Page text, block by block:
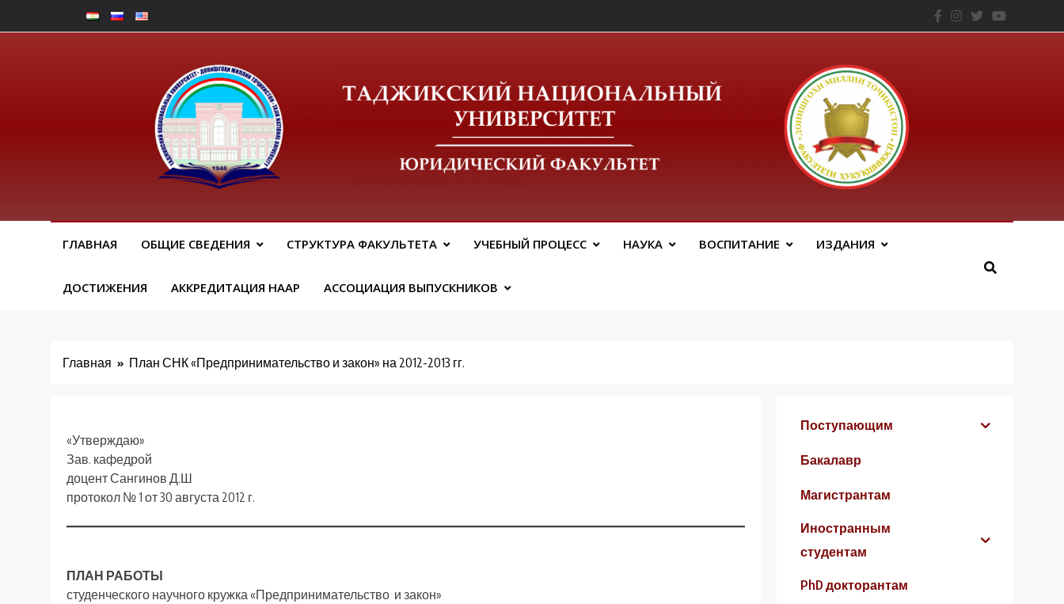
к
Юридический Факальтет – ТНУ
ГЛАВНАЯ ОБЩИЕ СВЕДЕНИЯ СТРУКТУРА ФАКУЛЬТЕТА УЧЕБНЫЙ ПРОЦЕСС НАУКА ВОСПИТАНИЕ ИЗДАНИЯ
ДОСТИЖЕНИЯ АККРЕДИТАЦИЯ НААР АССОЦИАЦИЯ ВЫПУСКНИКОВ
Главная План СНК «Предпринимательство и закон» на 2012-2013 гг.
«Утверждаю»
Зав. кафедрой
доцент Сангинов Д.Ш
протокол № 1 от 30 августа 2012 г.
ПЛАН РАБОТЫ
студенческого научного кружка «Предпринимательство и закон»
Поступающим
Бакалавр
Магистрантам
Иностранным
студентам
PhD докторантам